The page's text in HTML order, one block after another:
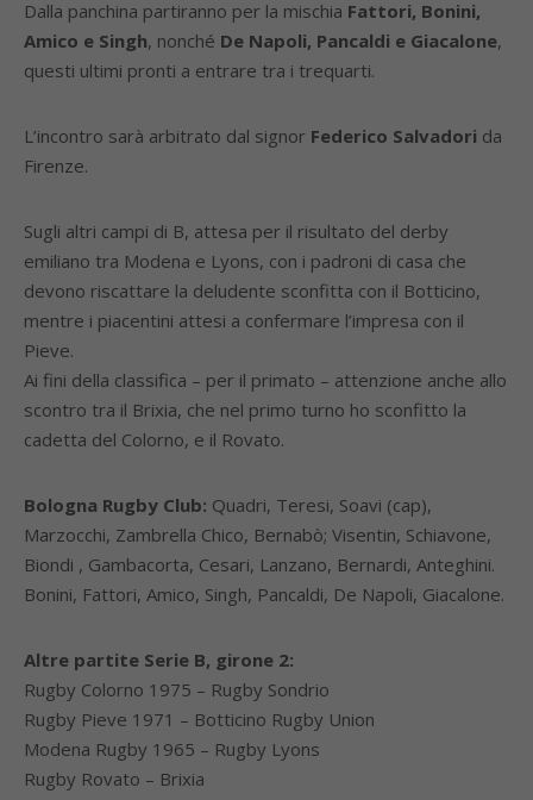
Dalla panchina partiranno per la mischia Fattori, Bonini,
Amico e Singh, nonché De Napoli, Pancaldi e Giacalone,
questi ultimi pronti a entrare tra i trequarti.
L’incontro sarà arbitrato dal signor Federico Salvadori da
Firenze.
Sugli altri campi di B, attesa per il risultato del derby
emiliano tra Modena e Lyons, con i padroni di casa che
devono riscattare la deludente sconfitta con il Botticino,
mentre i piacentini attesi a confermare l’impresa con il
Pieve.
Ai fini della classifica – per il primato – attenzione anche allo
scontro tra il Brixia, che nel primo turno ho sconfitto la
cadetta del Colorno, e il Rovato.
Bologna Rugby Club: Quadri, Teresi, Soavi (cap),
Marzocchi, Zambrella Chico, Bernabò; Visentin, Schiavone,
Biondi , Gambacorta, Cesari, Lanzano, Bernardi, Anteghini.
Bonini, Fattori, Amico, Singh, Pancaldi, De Napoli, Giacalone.
Altre partite Serie B, girone 2:
Rugby Colorno 1975 – Rugby Sondrio
Rugby Pieve 1971 – Botticino Rugby Union
Modena Rugby 1965 – Rugby Lyons
Rugby Rovato – Brixia